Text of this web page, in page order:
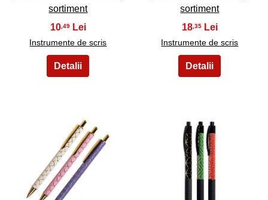
sortiment
10,49
Instrumente de scris
sortiment
18 ,35
Instrumente de scris
21 22